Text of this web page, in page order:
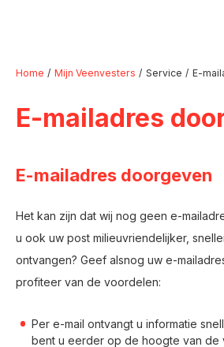
Naar hoofdinhoud
Naar hoofdnavigatiemenu
Naar zoeken
Home Mijn Veenvesters Service E-
E-mailadres
E-mailadres doorgeven
Het kan zijn dat wij nog geen e-
u ook uw post milieuvriendelijker,
ontvangen? Geef alsnog uw e-
profiteer van de voordelen:
Per e-mail ontvangt u informatie
bent u eerder op de hoogte van de